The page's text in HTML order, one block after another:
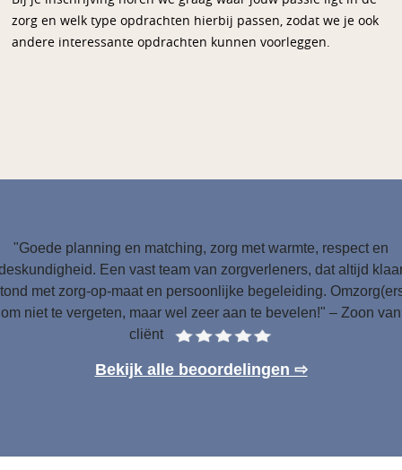
zorg en welk type opdrachten hierbij passen, zodat we je ook
andere interessante opdrachten kunnen voorleggen.
"Goede planning en matching, zorg met warmte, respect en
Een vast team van zorgverleners, dat altijd
met zorg-op-maat en persoonlijke begeleiding.
om niet te vergeten, maar wel zeer aan te bevelen!" – Zoon van
cliënt
Bekijk alle beoordelingen ⇨